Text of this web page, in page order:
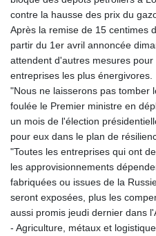
contre la hausse des prix du
Après la remise de 15 centimes
partir du 1er avril annoncée
attendent d'autres mesures
entreprises les plus énergivores.
"Nous ne laisserons pas tomber
foulée le Premier ministre en
un mois de l'élection
pour eux dans le plan de
"Toutes les entreprises qui ont
les approvisionnements
fabriquées ou issues de la
seront exposées, plus les
aussi promis jeudi dernier dans
- Agriculture, métaux et